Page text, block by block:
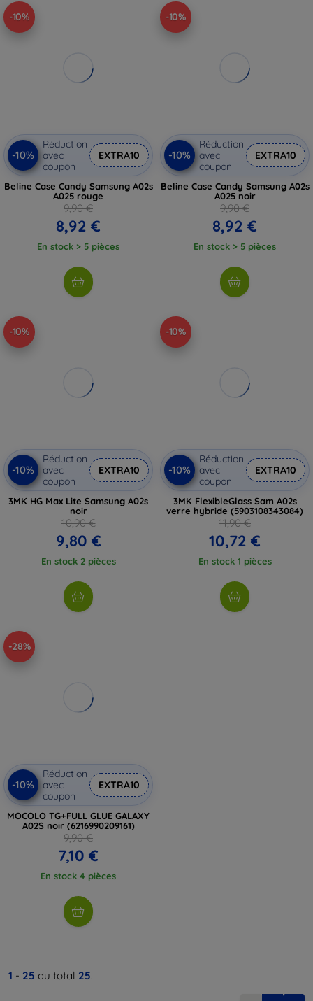
-10%
-10%
Réduction
avec
coupon
EXTRA10
Beline Case Candy Samsung A02s
A025 rouge
9,90 €
8,92 €
En stock > 5 pièces
-10%
-10%
Réduction
avec
coupon
EXTRA10
Beline Case Candy Samsung A02s
A025 noir
9,90 €
8,92 €
En stock > 5 pièces
-10%
-10%
Réduction
avec
coupon
EXTRA10
3MK HG Max Lite Samsung A02s
noir
10,90 €
9,80 €
En stock 2 pièces
-10%
-10%
Réduction
avec
coupon
EXTRA10
3MK FlexibleGlass Sam A02s
verre hybride (5903108343084)
11,90 €
10,72 €
En stock 1 pièces
-28%
-10%
Réduction
avec
coupon
EXTRA10
MOCOLO TG+FULL GLUE GALAXY
A02S noir (6216990209161)
9,90 €
7,10 €
En stock 4 pièces
1 - 25 du total 25.